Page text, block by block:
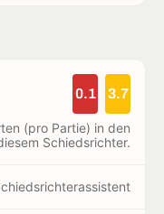
0.1 3.7
(pro Partie) in den
Schiedsrichter.